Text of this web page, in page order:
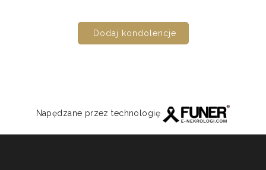
Dodaj kondolencje
Napędzane przez technologię